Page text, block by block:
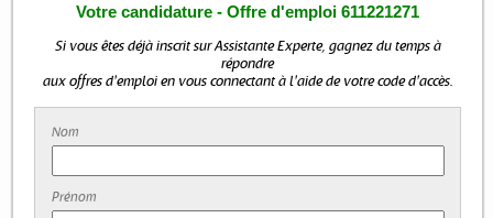
Votre candidature - Offre d'emploi 611221271
Si vous êtes déjà inscrit sur Assistante Experte, gagnez du temps à
répondre
aux offres d'emploi en vous connectant à l'aide de votre code d'accès.
Nom
Prénom